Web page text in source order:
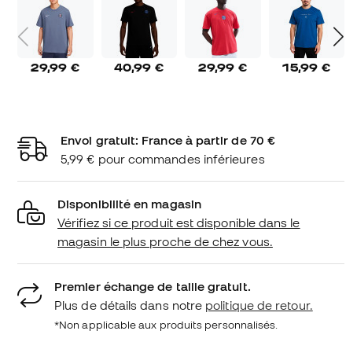
29,99 € 40,99 € 29,99 € 15,99 €
Envoi gratuit: France à partir de 70 €
5,99 € pour commandes inférieures
Disponibilité en magasin
Vérifiez si ce produit est disponible dans le
magasin le plus proche de chez vous.
Premier échange de taille gratuit.
Plus de détails dans notre politique de retour.
*Non applicable aux produits personnalisés.